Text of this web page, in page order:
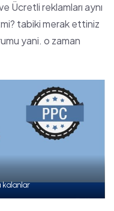
Ücretli reklamları aynı
tabiki merak ettiniz
yani. o zaman
kalanlar